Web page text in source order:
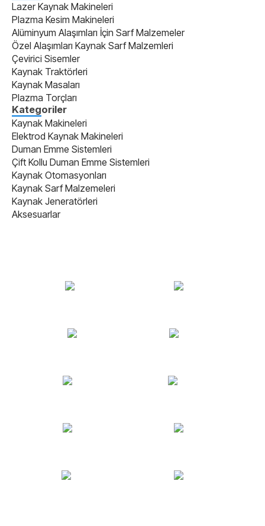
Lazer Kaynak Makineleri
Plazma Kesim Makineleri
Alüminyum Alaşımları İçin Sarf Malzemeler
Özel Alaşımları Kaynak Sarf Malzemleri
Çevirici Sisemler
Kaynak Traktörleri
Kaynak Masaları
Plazma Torçları
Kategoriler
Kaynak Makineleri
Elektrod Kaynak Makineleri
Duman Emme Sistemleri
Çift Kollu Duman Emme Sistemleri
Kaynak Otomasyonları
Kaynak Sarf Malzemeleri
Kaynak Jeneratörleri
Aksesuarlar